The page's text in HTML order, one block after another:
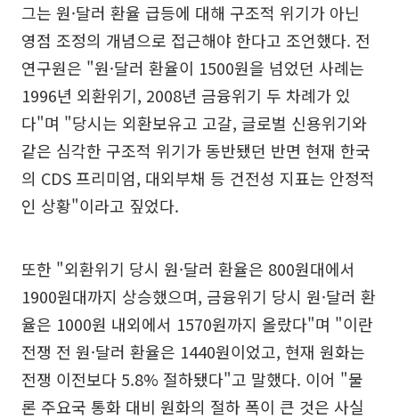
그는 원·달러 환율 급등에 대해 구조적 위기가 아닌
영점 조정의 개념으로 접근해야 한다고 조언했다. 전
연구원은 "원·달러 환율이 1500원을 넘었던 사례는
1996년 외환위기, 2008년 금융위기 두 차례가 있
다"며 "당시는 외환보유고 고갈, 글로벌 신용위기와
같은 심각한 구조적 위기가 동반됐던 반면 현재 한국
의 CDS 프리미엄, 대외부채 등 건전성 지표는 안정적
인 상황"이라고 짚었다.
또한 "외환위기 당시 원·달러 환율은 800원대에서
1900원대까지 상승했으며, 금융위기 당시 원·달러 환
율은 1000원 내외에서 1570원까지 올랐다"며 "이란
전쟁 전 원·달러 환율은 1440원이었고, 현재 원화는
전쟁 이전보다 5.8% 절하됐다"고 말했다. 이어 "물
론 주요국 통화 대비 원화의 절하 폭이 큰 것은 사실